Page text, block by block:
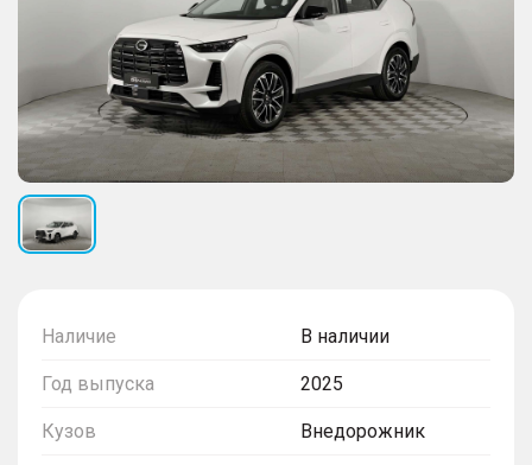
Наличие В наличии
Год выпуска 2025
Кузов Внедорожник